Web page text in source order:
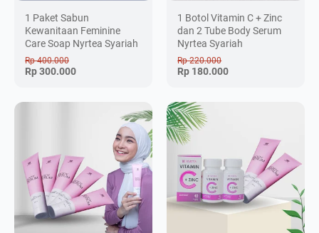
1 Paket Sabun
Kewanitaan Feminine
Care Soap Nyrtea Syariah
Rp 400.000
Rp 300.000
1 Botol Vitamin C + Zinc
dan 2 Tube Body Serum
Nyrtea Syariah
Rp 220.000
Rp 180.000